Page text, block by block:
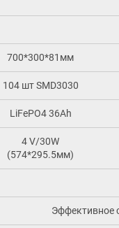
700*300*81мм
104 шт SMD3030
LiFePO4 36Ah
4 V/30W
(574*295.5мм)
Эффективное